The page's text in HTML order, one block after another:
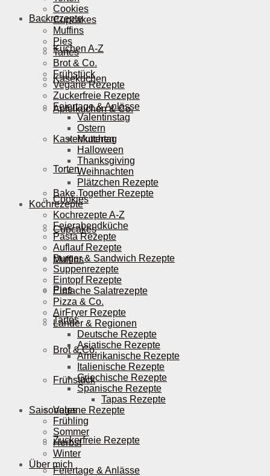
Backrezepte
Kuchen A-Z
Käsekuchen
Apfelkuchen & Co.
Kastenkuchen
Torten
Cookies
Cupcakes
Muffins
Pies
Tartes
Brot & Co.
Frühstück
Vegane Rezepte
Zuckerfreie Rezepte
Feiertage & Anlässe
Cookies
Cupcakes
Muffins
Pies
Tartes
Brot & Co.
Frühstück
Vegane Rezepte
Zuckerfreie Rezepte
Feiertage & Anlässe
Valentinstag
Ostern
Muttertag
Halloween
Thanksgiving
Weihnachten
Plätzchen Rezepte
Bake Together Rezepte
Kochrezepte
Kochrezepte A-Z
Feierabendküche
Pasta Rezepte
Auflauf Rezepte
Burger & Sandwich Rezepte
Suppenrezepte
Eintopf Rezepte
Einfache Salatrezepte
Pizza & Co.
AirFryer Rezepte
Länder & Regionen
Deutsche Rezepte
Asiatische Rezepte
Amerikanische Rezepte
Italienische Rezepte
Griechische Rezepte
Spanische Rezepte
Tapas Rezepte
Saisonales
Frühling
Sommer
Herbst
Winter
Über mich